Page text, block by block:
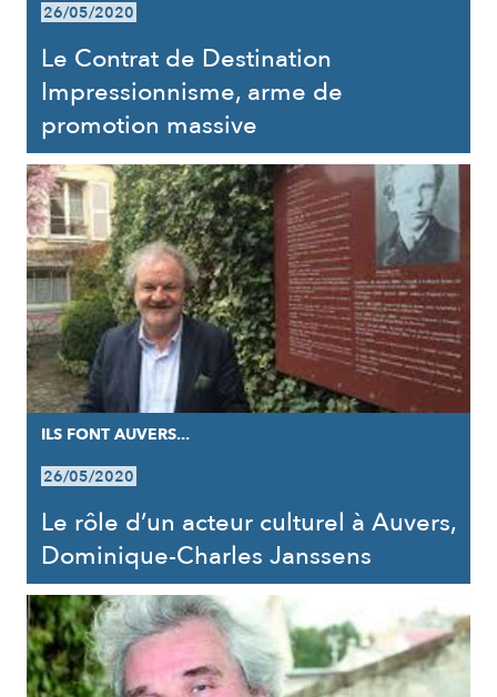
26/05/2020
Le Contrat de Destination
Impressionnisme, arme de
promotion massive
ILS FONT AUVERS...
26/05/2020
Le rôle d’un acteur culturel à Auvers,
Dominique-Charles Janssens